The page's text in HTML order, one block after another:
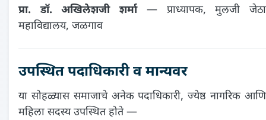
प्रा. डॉ. अखिलेशजी शर्मा— प्राध्यापक, मुलजी जेठा
महाविद्यालय, जळगाव
उपस्थित पदाधिकारी व मान्यवर
या सोहळ्यास समाजाचे अनेक पदाधिकारी, ज्येष्ठ नागरिक आणि
महिला सदस्य उपस्थित होते —